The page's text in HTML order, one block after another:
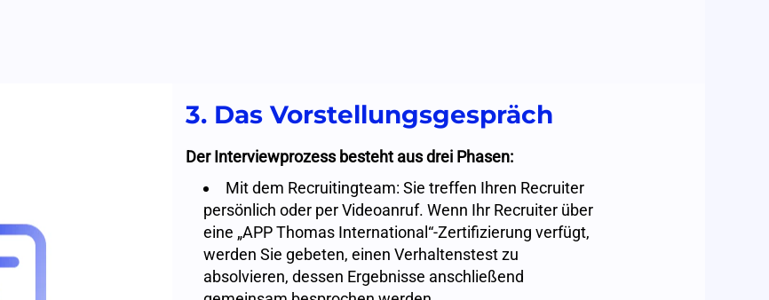
3. Das Vorstellungsgespräch
Der Interviewprozess besteht aus drei Phasen:
Mit dem Recruitingteam: Sie treffen Ihren Recruiter
persönlich oder per Videoanruf. Wenn Ihr Recruiter über
eine „APP Thomas International“-Zertifizierung verfügt,
werden Sie gebeten, einen Verhaltenstest zu
absolvieren, dessen Ergebnisse anschließend